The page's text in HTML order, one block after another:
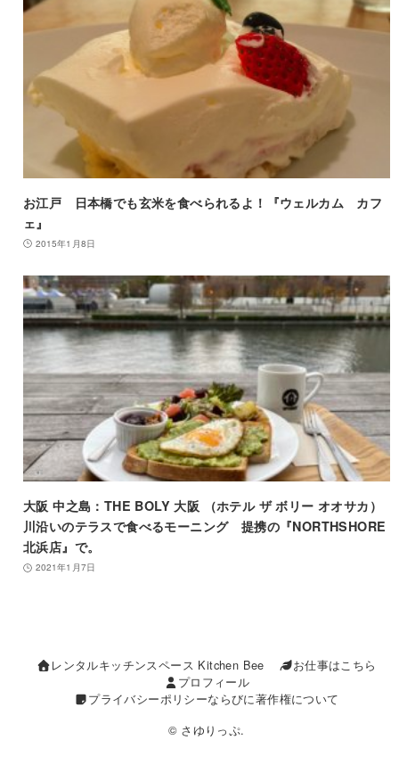
お江戸 日本橋でも玄米を食べられるよ！『ウェルカム カフ
2015年1月8日
大阪 中之島：THE BOLY 大阪 （ホテル ザ ボリー オオサカ）
川沿いのテラスで食べるモーニング 提携の『NORTHSHORE
北浜店』で。
2021年1月7日
レンタルキッチンスペース Kitchen Bee
お仕事はこちら
プロフィール
プライバシーポリシーならびに著作権について
© さゆりっぷ.